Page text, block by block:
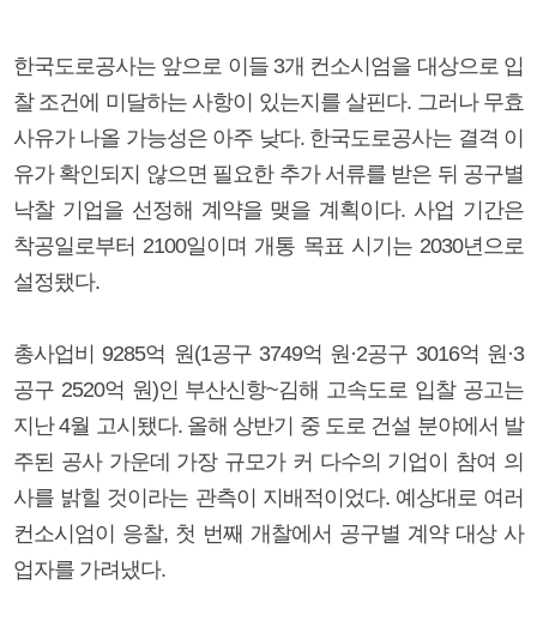
한국도로공사는 앞으로 이들 3개 컨소시엄을 대상으로 입
찰 조건에 미달하는 사항이 있는지를 살핀다. 그러나 무효
사유가 나올 가능성은 아주 낮다. 한국도로공사는 결격 이
유가 확인되지 않으면 필요한 추가 서류를 받은 뒤 공구별
낙찰 기업을 선정해 계약을 맺을 계획이다. 사업 기간은
착공일로부터 2100일이며 개통 목표 시기는 2030년으로
설정됐다.
총사업비 9285억 원(1공구 3749억 원·2공구 3016억 원·3
공구 2520억 원)인 부산신항~김해 고속도로 입찰 공고는
지난 4월 고시됐다. 올해 상반기 중 도로 건설 분야에서 발
주된 공사 가운데 가장 규모가 커 다수의 기업이 참여 의
사를 밝힐 것이라는 관측이 지배적이었다. 예상대로 여러
컨소시엄이 응찰, 첫 번째 개찰에서 공구별 계약 대상 사
업자를 가려냈다.